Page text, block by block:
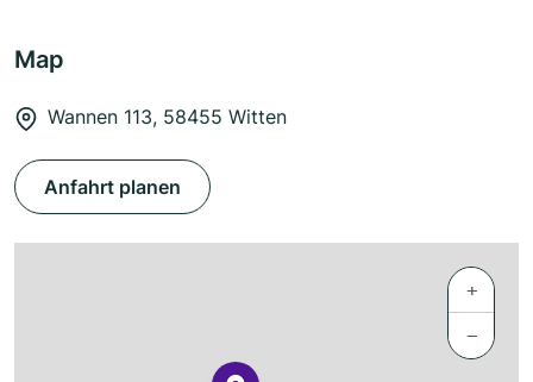
Map
Wannen 113, 58455 Witten
Anfahrt planen
+
−